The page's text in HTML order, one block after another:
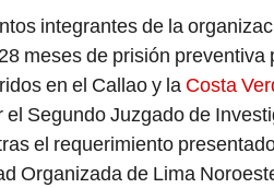
integrantes de la
meses de prisión
en el Callao y la Costa
el Segundo Juzgado de
el requerimiento
Organizada de Lima